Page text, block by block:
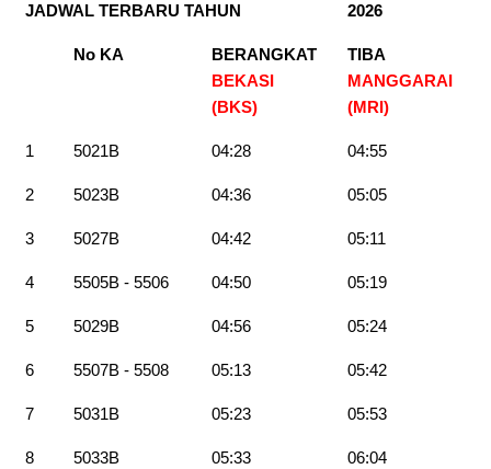
JADWAL TERBARU TAHUN 2026
No KA
BERANGKAT
BEKASI
(BKS)
TIBA
MANGGARAI
(MRI)
1 5021B 04:28 04:55
2 5023B 04:36 05:05
3 5027B 04:42 05:11
4 5505B - 5506 04:50 05:19
5 5029B 04:56 05:24
6 5507B - 5508 05:13 05:42
7 5031B 05:23 05:53
8 5033B 05:33 06:04